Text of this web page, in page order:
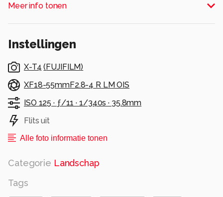
Meer info tonen
Instellingen
X-T4 (FUJIFILM)
XF18-55mmF2.8-4 R LM OIS
ISO 125 · ƒ/11 · 1/340s · 35.8mm
Flits uit
Alle foto informatie tonen
Categorie Landschap
Tags